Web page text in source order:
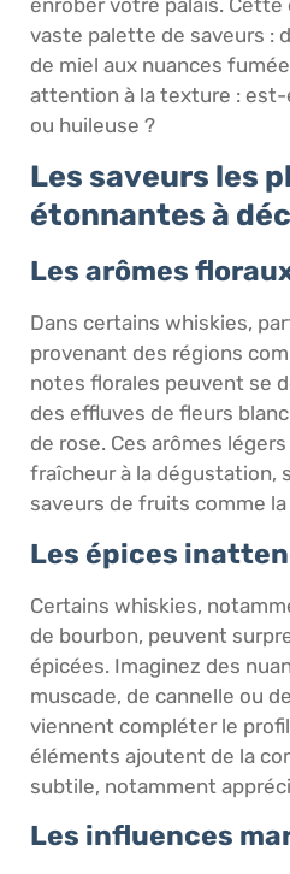
enrober votre palais.
vaste palette de saveurs :
de miel aux nuances
attention à la texture : est-
ou huileuse ?
Les saveurs les
étonnantes à
Les arômes
Dans certains whiskies,
provenant des régions
notes florales peuvent se
des effluves de fleurs
de rose. Ces arômes
fraîcheur à la dégustation,
saveurs de fruits comme
Les épices
Certains whiskies,
de bourbon, peuvent
épicées. Imaginez des
muscade, de cannelle ou
viennent compléter le
éléments ajoutent de la
subtile, notamment
Les influences